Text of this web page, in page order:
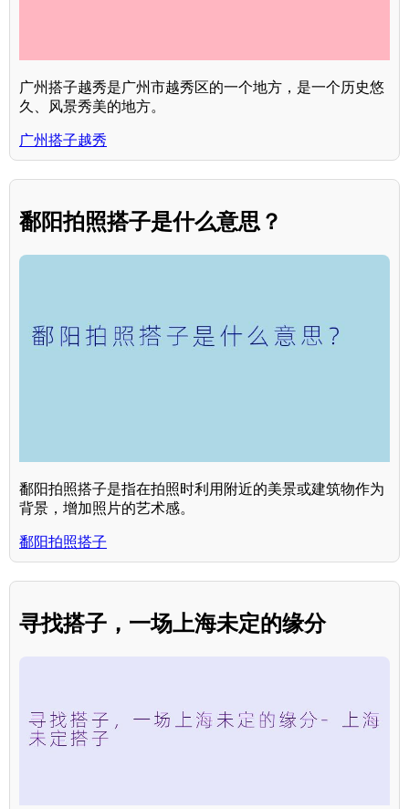
广州搭子越秀是广州市越秀区的一个地方，是一个历史悠
久、风景秀美的地方。
广州搭子越秀
鄱阳拍照搭子是什么意思？
鄱阳拍照搭子是指在拍照时利用附近的美景或建筑物作为
背景，增加照片的艺术感。
鄱阳拍照搭子
寻找搭子，一场上海未定的缘分